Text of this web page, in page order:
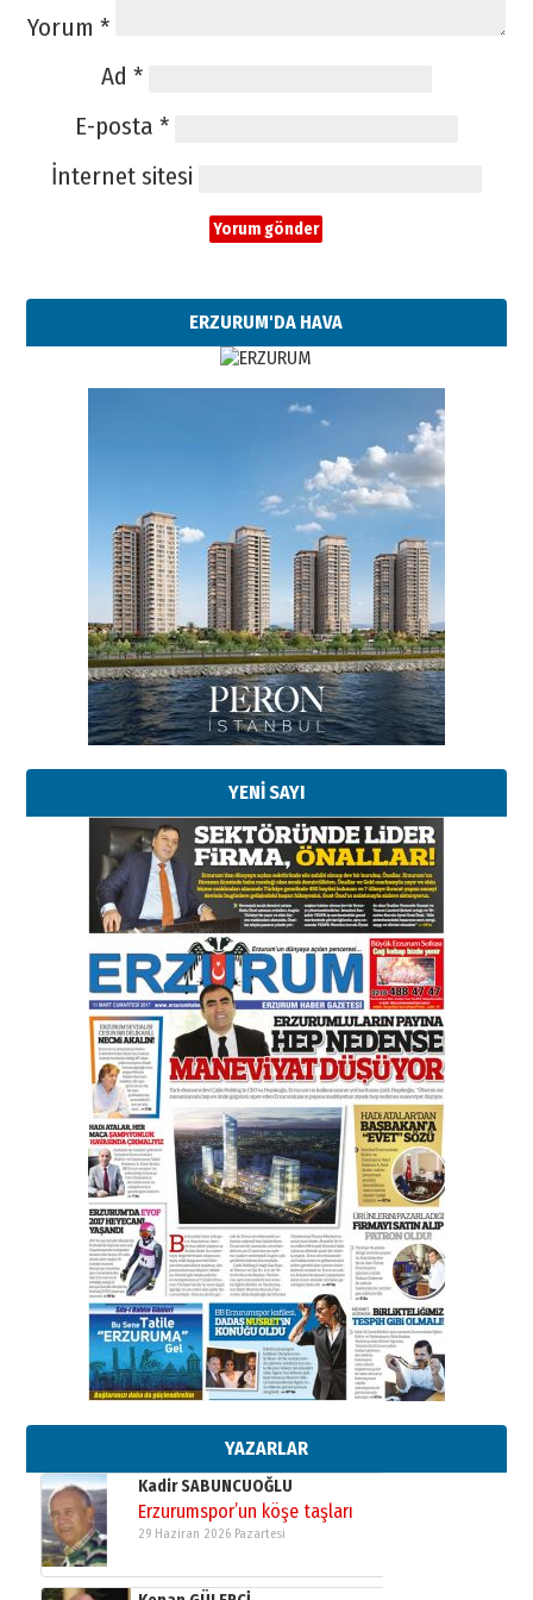
Yorum *
Ad *
E-posta *
İnternet sitesi
ERZURUM'DA HAVA
YENİ SAYI
YAZARLAR
Esat BİNDESEN
TRT’NİN BÖLGEYE AÇILAN SESİ
09 Ağustos 2026 Pazar
Kadir SABUNCUOĞLU
Erzurumspor’un köşe taşları
29 Haziran 2026 Pazartesi
Kenan GÜLERCİ
Murat Şahsuvaroğlu ERKON’da
çıtayı yukarı taşırken,
yönetimdekiler aşağı
çekmemeli!
17 Şubat 2026 SalıOrhan BOZKURT
Bir fotoğraf, bir şehir, bir
gazeteci… Dizginler kimin
elinde?
31 Mart 2026 Salı
A. Berhan Yılmaz
BİR BÖLÜM DEĞİL, BİR ÖMÜR
SEÇİYORSUNUZ… “NEDEN
ATATÜRK ÜNİVERSİTESİ?”
28 Temmuz 2026 Salı
Ahmet Gökhan YAZICI
Ahmed Yesevi’den bir Alperen…
”Reisimiz” idi… Hakka yürüdü.!
26 Mart 2026 Perşembe
Cem Bakırcı
Ardında bıraktığı hatıralarıyla
gönül adamı Faruk Terzioğlu!
13 Mayıs 2026 Çarşamba
Esat BİNDESEN
TRT’NİN BÖLGEYE AÇILAN SESİ
Kadir SABUNCUOĞLU
Erzurumspor’un köşe taşları
29 Haziran 2026 Pazartesi